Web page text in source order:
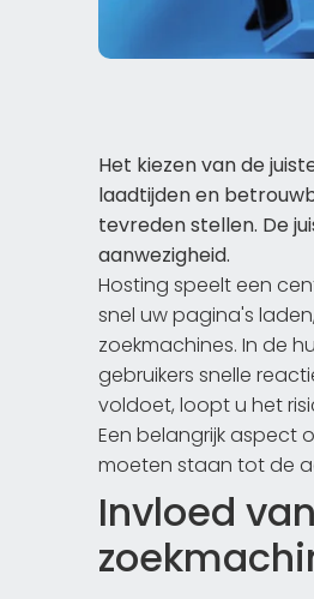
Het kiezen van de
laadtijden en
tevreden stellen. De
aanwezigheid.
Hosting speelt een
snel uw pagina's
zoekmachines. In de
gebruikers snelle
voldoet, loopt u het
Een belangrijk aspect
moeten staan tot de
Invloed